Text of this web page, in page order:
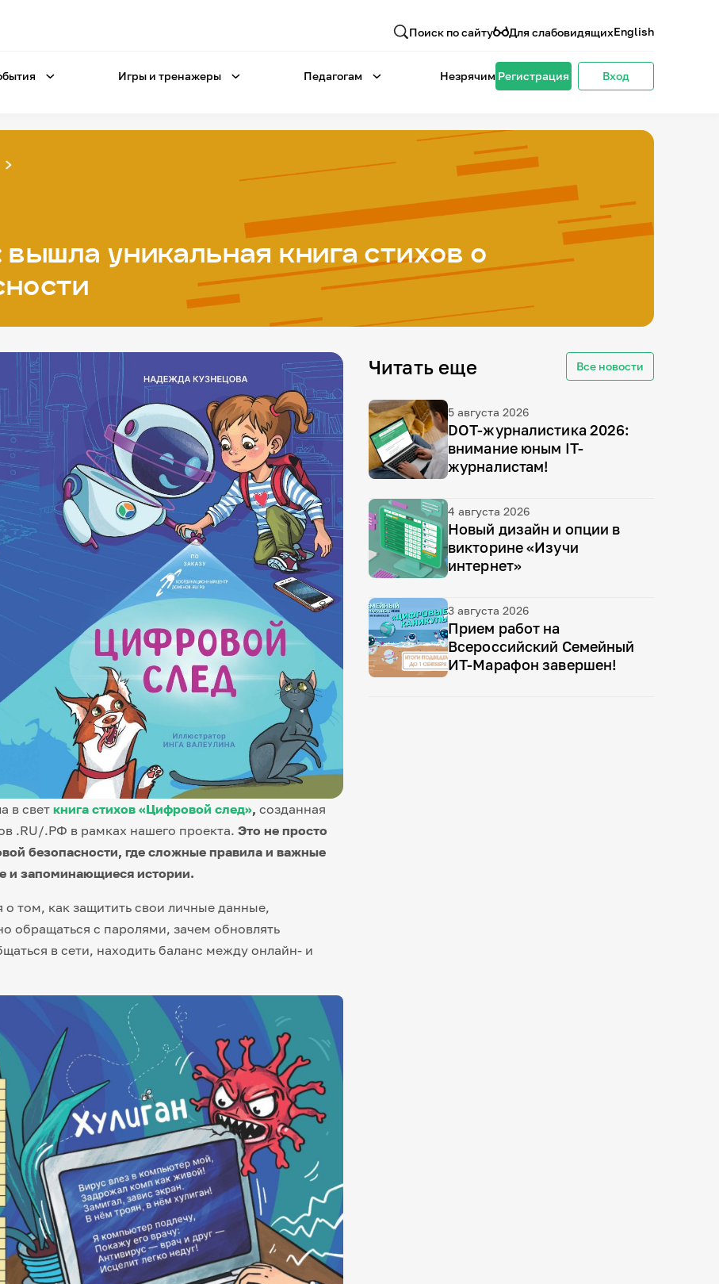
Поиск по сайту Для слабовидящихEnglish
Игры и тренажеры Педагогам Незрячим Регистрация Вход
уникальная книга стихов о
в свет книга стихов «Цифровой след», созданная
.RU/.РФ в рамках нашего проекта. Это не просто
безопасности, где сложные правила и важные
и запоминающиеся истории.
том, как защитить свои личные данные,
обращаться с паролями, зачем обновлять
в сети, находить баланс между онлайн- и
Читать еще Все новости
5 августа 2026
DOT-журналистика 2026:
внимание юным IT-
журналистам!
4 августа 2026
Новый дизайн и опции в
викторине «Изучи
интернет»
3 августа 2026
Прием работ на
Всероссийский Семейный
ИТ-Марафон завершен!